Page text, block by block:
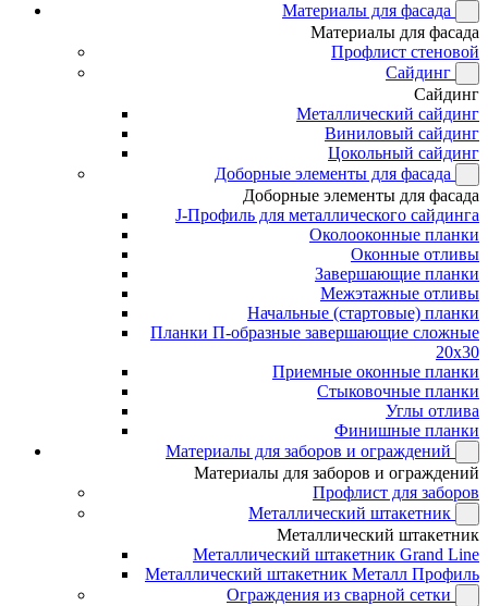
Материалы для фасада
Материалы для фасада
Профлист стеновой
Сайдинг
Сайдинг
Металлический сайдинг
Виниловый сайдинг
Цокольный сайдинг
Доборные элементы для фасада
Доборные элементы для фасада
J-Профиль для металлического сайдинга
Околооконные планки
Оконные отливы
Завершающие планки
Межэтажные отливы
Начальные (стартовые) планки
Планки П-образные завершающие сложные
20x30
Приемные оконные планки
Стыковочные планки
Углы отлива
Финишные планки
Материалы для заборов и ограждений
Материалы для заборов и ограждений
Профлист для заборов
Металлический штакетник
Металлический штакетник
Металлический штакетник Grand Line
Металлический штакетник Металл Профиль
Ограждения из сварной сетки